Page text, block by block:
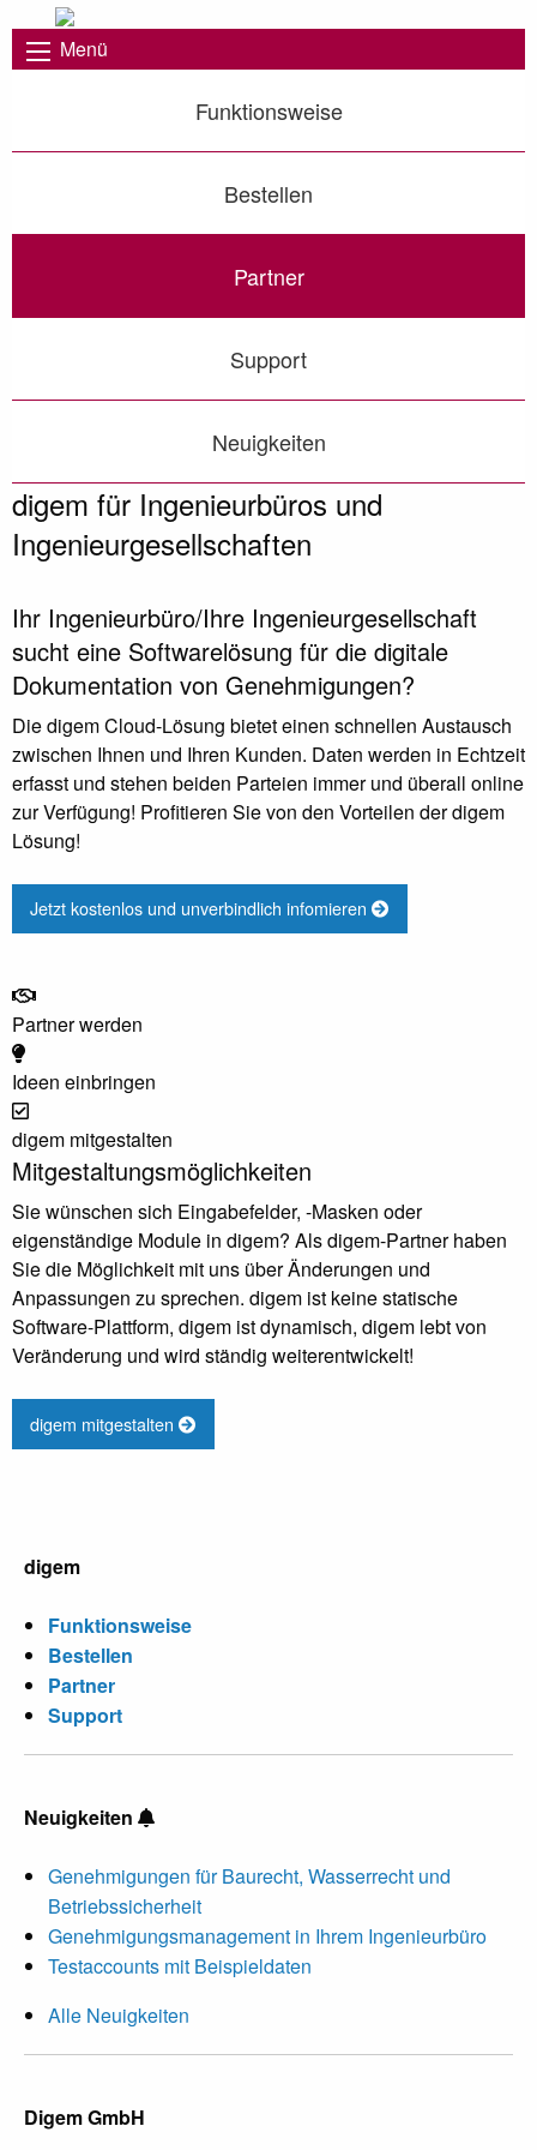
Menü
Funktionsweise
Bestellen
Partner
Support
Neuigkeiten
digem für Ingenieurbüros und
Ingenieurgesellschaften
Ihr Ingenieurbüro/Ihre Ingenieurgesellschaft
sucht eine Softwarelösung für die digitale
Dokumentation von Genehmigungen?
Die digem Cloud-Lösung bietet einen schnellen Austausch
zwischen Ihnen und Ihren Kunden. Daten werden in Echtzeit
erfasst und stehen beiden Parteien immer und überall online
zur Verfügung! Profitieren Sie von den Vorteilen der digem
Lösung!
Jetzt kostenlos und unverbindlich infomieren
Partner werden
Ideen einbringen
digem mitgestalten
Mitgestaltungsmöglichkeiten
Sie wünschen sich Eingabefelder, -Masken oder
eigenständige Module in digem? Als digem-Partner haben
Sie die Möglichkeit mit uns über Änderungen und
Anpassungen zu sprechen. digem ist keine statische
Software-Plattform, digem ist dynamisch, digem lebt von
Veränderung und wird ständig weiterentwickelt!
digem mitgestalten
digem
Funktionsweise
Bestellen
Partner
Support
Neuigkeiten
Genehmigungen für Baurecht, Wasserrecht und
Betriebssicherheit
Genehmigungsmanagement in Ihrem Ingenieurbüro
Testaccounts mit Beispieldaten
Alle Neuigkeiten
Digem GmbH